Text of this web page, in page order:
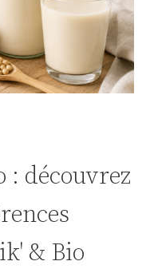
: découvrez
& Bio